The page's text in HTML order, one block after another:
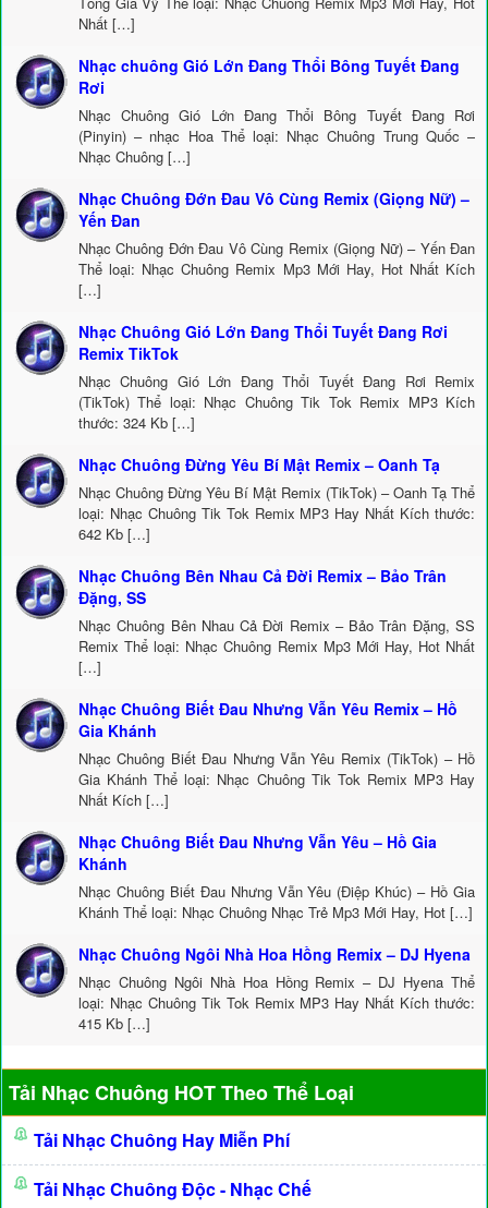
Nhất […]
Nhạc chuông Gió Lớn Đang Thổi Bông Tuyết Đang
Rơi
Nhạc Chuông Gió Lớn Đang Thổi Bông Tuyết Đang Rơi
(Pinyin) – nhạc Hoa Thể loại: Nhạc Chuông Trung Quốc –
Nhạc Chuông […]
Nhạc Chuông Đớn Đau Vô Cùng Remix (Giọng Nữ) –
Yến Đan
Nhạc Chuông Đớn Đau Vô Cùng Remix (Giọng Nữ) – Yến Đan
Thể loại: Nhạc Chuông Remix Mp3 Mới Hay, Hot Nhất Kích
[…]
Nhạc Chuông Gió Lớn Đang Thổi Tuyết Đang Rơi
Remix TikTok
Nhạc Chuông Gió Lớn Đang Thổi Tuyết Đang Rơi Remix
(TikTok) Thể loại: Nhạc Chuông Tik Tok Remix MP3 Kích
thước: 324 Kb […]
Nhạc Chuông Đừng Yêu Bí Mật Remix – Oanh Tạ
Nhạc Chuông Đừng Yêu Bí Mật Remix (TikTok) – Oanh Tạ Thể
loại: Nhạc Chuông Tik Tok Remix MP3 Hay Nhất Kích thước:
642 Kb […]
Nhạc Chuông Bên Nhau Cả Đời Remix – Bảo Trân
Đặng, SS
Nhạc Chuông Bên Nhau Cả Đời Remix – Bảo Trân Đặng, SS
Remix Thể loại: Nhạc Chuông Remix Mp3 Mới Hay, Hot Nhất
[…]
Nhạc Chuông Biết Đau Nhưng Vẫn Yêu Remix – Hồ
Gia Khánh
Nhạc Chuông Biết Đau Nhưng Vẫn Yêu Remix (TikTok) – Hồ
Gia Khánh Thể loại: Nhạc Chuông Tik Tok Remix MP3 Hay
Nhất Kích […]
Nhạc Chuông Biết Đau Nhưng Vẫn Yêu – Hồ Gia
Khánh
Nhạc Chuông Biết Đau Nhưng Vẫn Yêu (Điệp Khúc) – Hồ Gia
Khánh Thể loại: Nhạc Chuông Nhạc Trẻ Mp3 Mới Hay, Hot […]
Nhạc Chuông Ngôi Nhà Hoa Hồng Remix – DJ Hyena
Nhạc Chuông Ngôi Nhà Hoa Hồng Remix – DJ Hyena Thể
loại: Nhạc Chuông Tik Tok Remix MP3 Hay Nhất Kích thước:
415 Kb […]
Tải Nhạc Chuông HOT Theo Thể Loại
Tải Nhạc Chuông Hay Miễn Phí
Tải Nhạc Chuông Độc - Nhạc Chế